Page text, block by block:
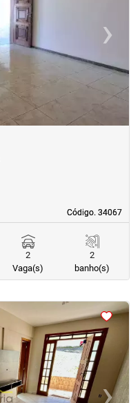
›Next
Código. 34067
Código. 34067
2
Vaga(s)
2
banho(s)